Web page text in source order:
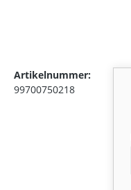
Artikelnummer:
99700750218